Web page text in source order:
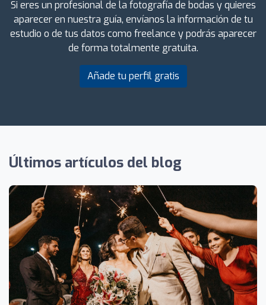
Si eres un profesional de la fotografía de bodas y quieres
aparecer en nuestra guía, envíanos la información de tu
estudio o de tus datos como freelance y podrás aparecer
de forma totalmente gratuita.
Añade tu perfil gratis
Últimos artículos del blog